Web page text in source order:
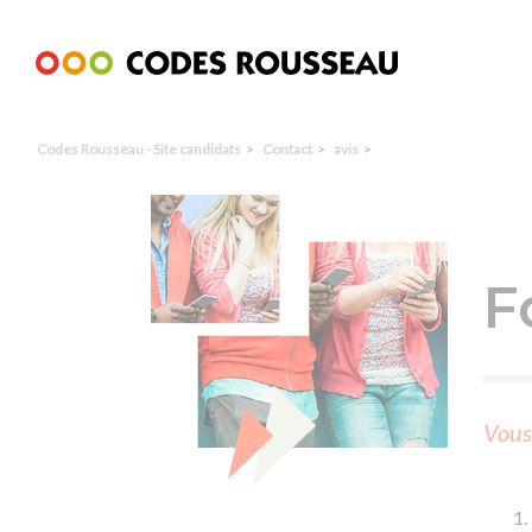
Codes Rousseau - Site candidats Contact avis